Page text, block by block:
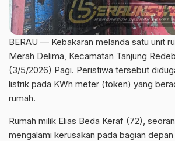
BERAU — Kebakaran melanda satu unit
Merah Delima, Kecamatan Tanjung
(3/5/2026) Pagi. Peristiwa tersebut
listrik pada KWh meter (token) yang
rumah.
Rumah milik Elias Beda Keraf (72),
mengalami kerusakan pada bagian